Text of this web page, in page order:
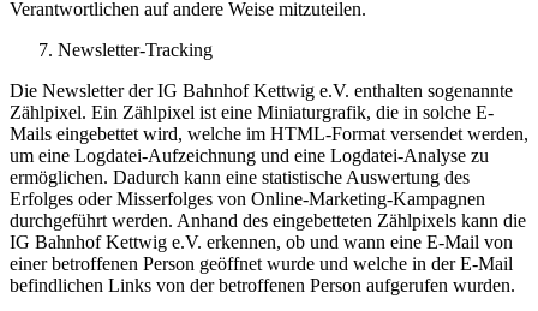
Verantwortlichen auf andere Weise mitzuteilen.
Newsletter-Tracking
Die Newsletter der IG Bahnhof Kettwig e.V. enthalten sogenannte
Zählpixel. Ein Zählpixel ist eine Miniaturgrafik, die in solche E-
Mails eingebettet wird, welche im HTML-Format versendet werden,
um eine Logdatei-Aufzeichnung und eine Logdatei-Analyse zu
ermöglichen. Dadurch kann eine statistische Auswertung des
Erfolges oder Misserfolges von Online-Marketing-Kampagnen
durchgeführt werden. Anhand des eingebetteten Zählpixels kann die
IG Bahnhof Kettwig e.V. erkennen, ob und wann eine E-Mail von
einer betroffenen Person geöffnet wurde und welche in der E-Mail
befindlichen Links von der betroffenen Person aufgerufen wurden.